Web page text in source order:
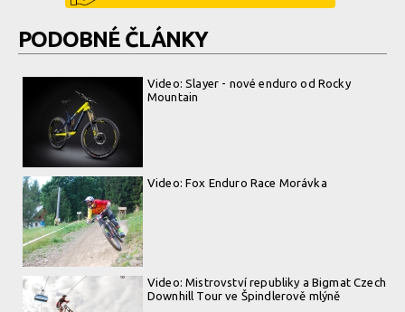
PODOBNÉ ČLÁNKY
Video: Slayer - nové enduro od Rocky
Mountain
Video: Fox Enduro Race Morávka
Video: Mistrovství republiky a Bigmat Czech
Downhill Tour ve Špindlerově mlýně